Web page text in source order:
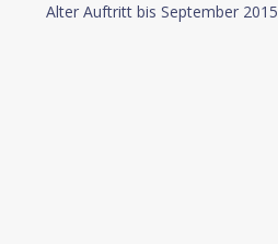
Alter Auftritt bis September 2015